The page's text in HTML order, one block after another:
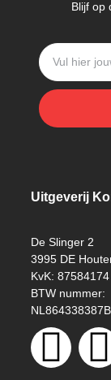
Blijf op
Uitgeverij
De Slinger 2
3995 DE
KvK: 87584174
BTW nummer: